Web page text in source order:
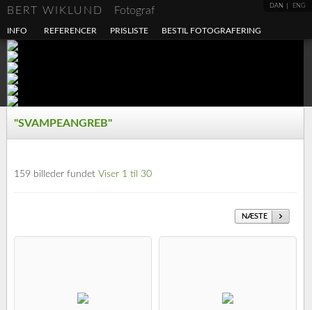
DAN ENG
BERT WIKLUND Fotograf
INFO REFERENCER PRISLISTE BESTIL FOTOGRAFERING
"SVAMPEANGREB"
159 billeder fundet Viser 1 til 30
NÆSTE